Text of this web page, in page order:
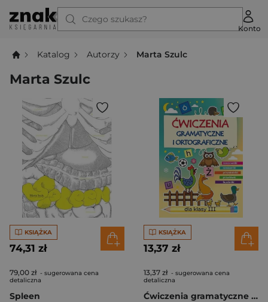
Czego szukasz?
Konto
Katalog Autorzy Marta Szulc
Marta Szulc
KSIĄŻKA
74,31 zł
79,00 zł - sugerowana cena
detaliczna
Spleen
KSIĄŻKA
13,37 zł
13,37 zł - sugerowana cena
detaliczna
Ćwiczenia gramatyczne i ortograficzne SP 3